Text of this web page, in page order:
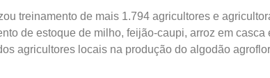
treinamento de mais 1.794 agricultores e
de estoque de milho, feijão-caupi, arroz em casca
agricultores locais na produção do algodão